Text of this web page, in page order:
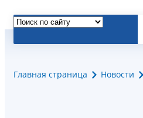
Главная страница Новости